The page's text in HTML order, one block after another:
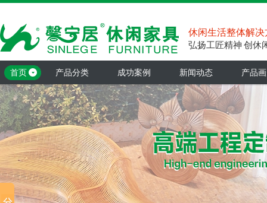
休闲生活整体解决
弘扬工匠精神 创休
首页 产品分类 成功案例 新闻动态 产品